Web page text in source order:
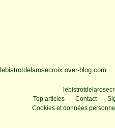
lebistrotdelarosecroix.over-blog.com
Top articles
Contact
Cookies et données